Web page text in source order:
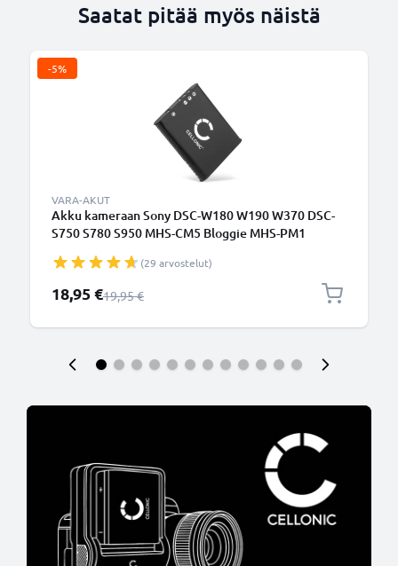
Saatat pitää myös näistä
-5%
VARA-AKUT
Akku kameraan Sony DSC-W180 W190 W370 DSC-
S750 S780 S950 MHS-CM5 Bloggie MHS-PM1
CELLONIC
(29 arvostelut)
Erikoishinta
18,95 €Normaali hinta
19,95 €